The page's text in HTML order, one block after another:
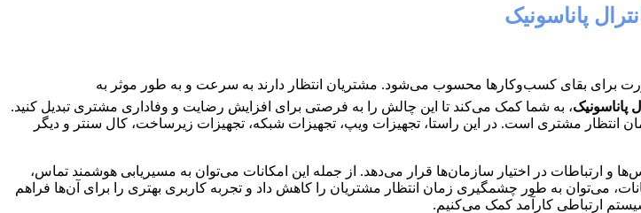
پاناسونیک
برای بقای کسب‌وکارها محسوب می‌شود. مشتریان انتظار دارند به سرعت و به طور موثر به
پاناسونیک، به شما کمک می‌کند تا این چالش را به فرصتی برای افزایش رضایت و وفاداری مشتری تبدیل کنید.
انتظار مشتری است. در این راستا، تجهیزات ویپ، تجهیزات شبکه، تجهیزات زیرساخت، کال سنتر و دیگر
و ارتباطات در اختیار سازمان‌ها قرار می‌دهد. از جمله این امکانات می‌توان به مسیریابی هوشمند تماس،
می‌توان به طور چشمگیری زمان انتظار مشتریان را کاهش داد و تجربه کاربری بهتری را برای آن‌ها فراهم
ارتباطی کارآمد کمک می‌کنیم.